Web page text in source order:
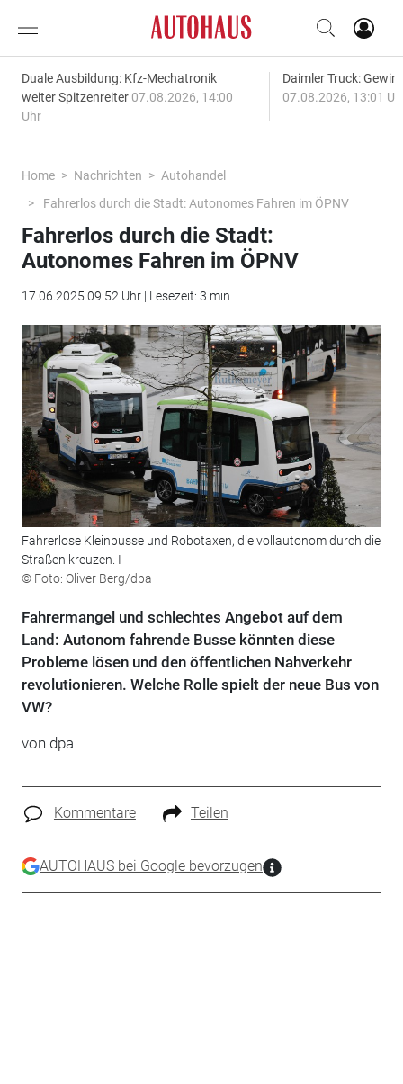
Duale Ausbildung: Kfz-Mechatronik
weiter Spitzenreiter 07.08.2026, 14:00
Uhr
Daimler Truck:
07.08.2026, 13:01
Home Nachrichten
Autohandel
Fahrerlos durch die Stadt: Autonomes Fahren im ÖPNV
Fahrerlos durch die Stadt:
Autonomes Fahren im ÖPNV
17.06.2025 09:52 Uhr | Lesezeit: 3 min
Fahrerlose Kleinbusse und Robotaxen, die vollautonom durch die
Straßen kreuzen. I
© Foto: Oliver Berg/dpa
Fahrermangel und schlechtes Angebot auf dem
Land: Autonom fahrende Busse könnten diese
Probleme lösen und den öffentlichen Nahverkehr
revolutionieren. Welche Rolle spielt der neue Bus von
VW?
von dpa
Kommentare Teilen
AUTOHAUS bei Google bevorzugen